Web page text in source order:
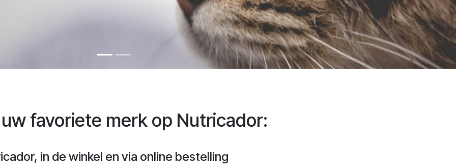
favoriete merk op Nutricador:
in de winkel en via online bestelling